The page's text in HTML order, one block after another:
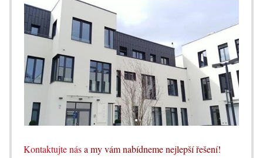
Kontaktujte nása my vám nabídneme nejlepší řešení!